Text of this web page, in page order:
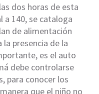
dos horas de esta
a 140, se cataloga
de alimentación
presencia de la
es el auto
debe controlarse
para conocer los
que el niño no